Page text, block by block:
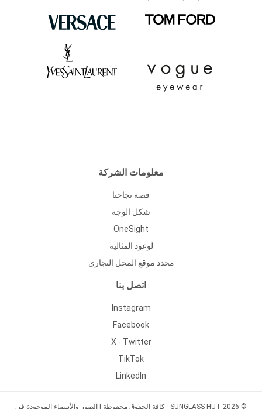
معلومات الشركة
قصة نجاحنا
شكل الوجه
OneSight
لوعود المثالية
محدد موقع المحل التجاري
اتصل بنا
Instagram
Facebook
X - Twitter
TikTok
LinkedIn
© 2026 SUNGLASS HUT - كافة الحقوق محفوظة | الصور والأسماء الموجودة في